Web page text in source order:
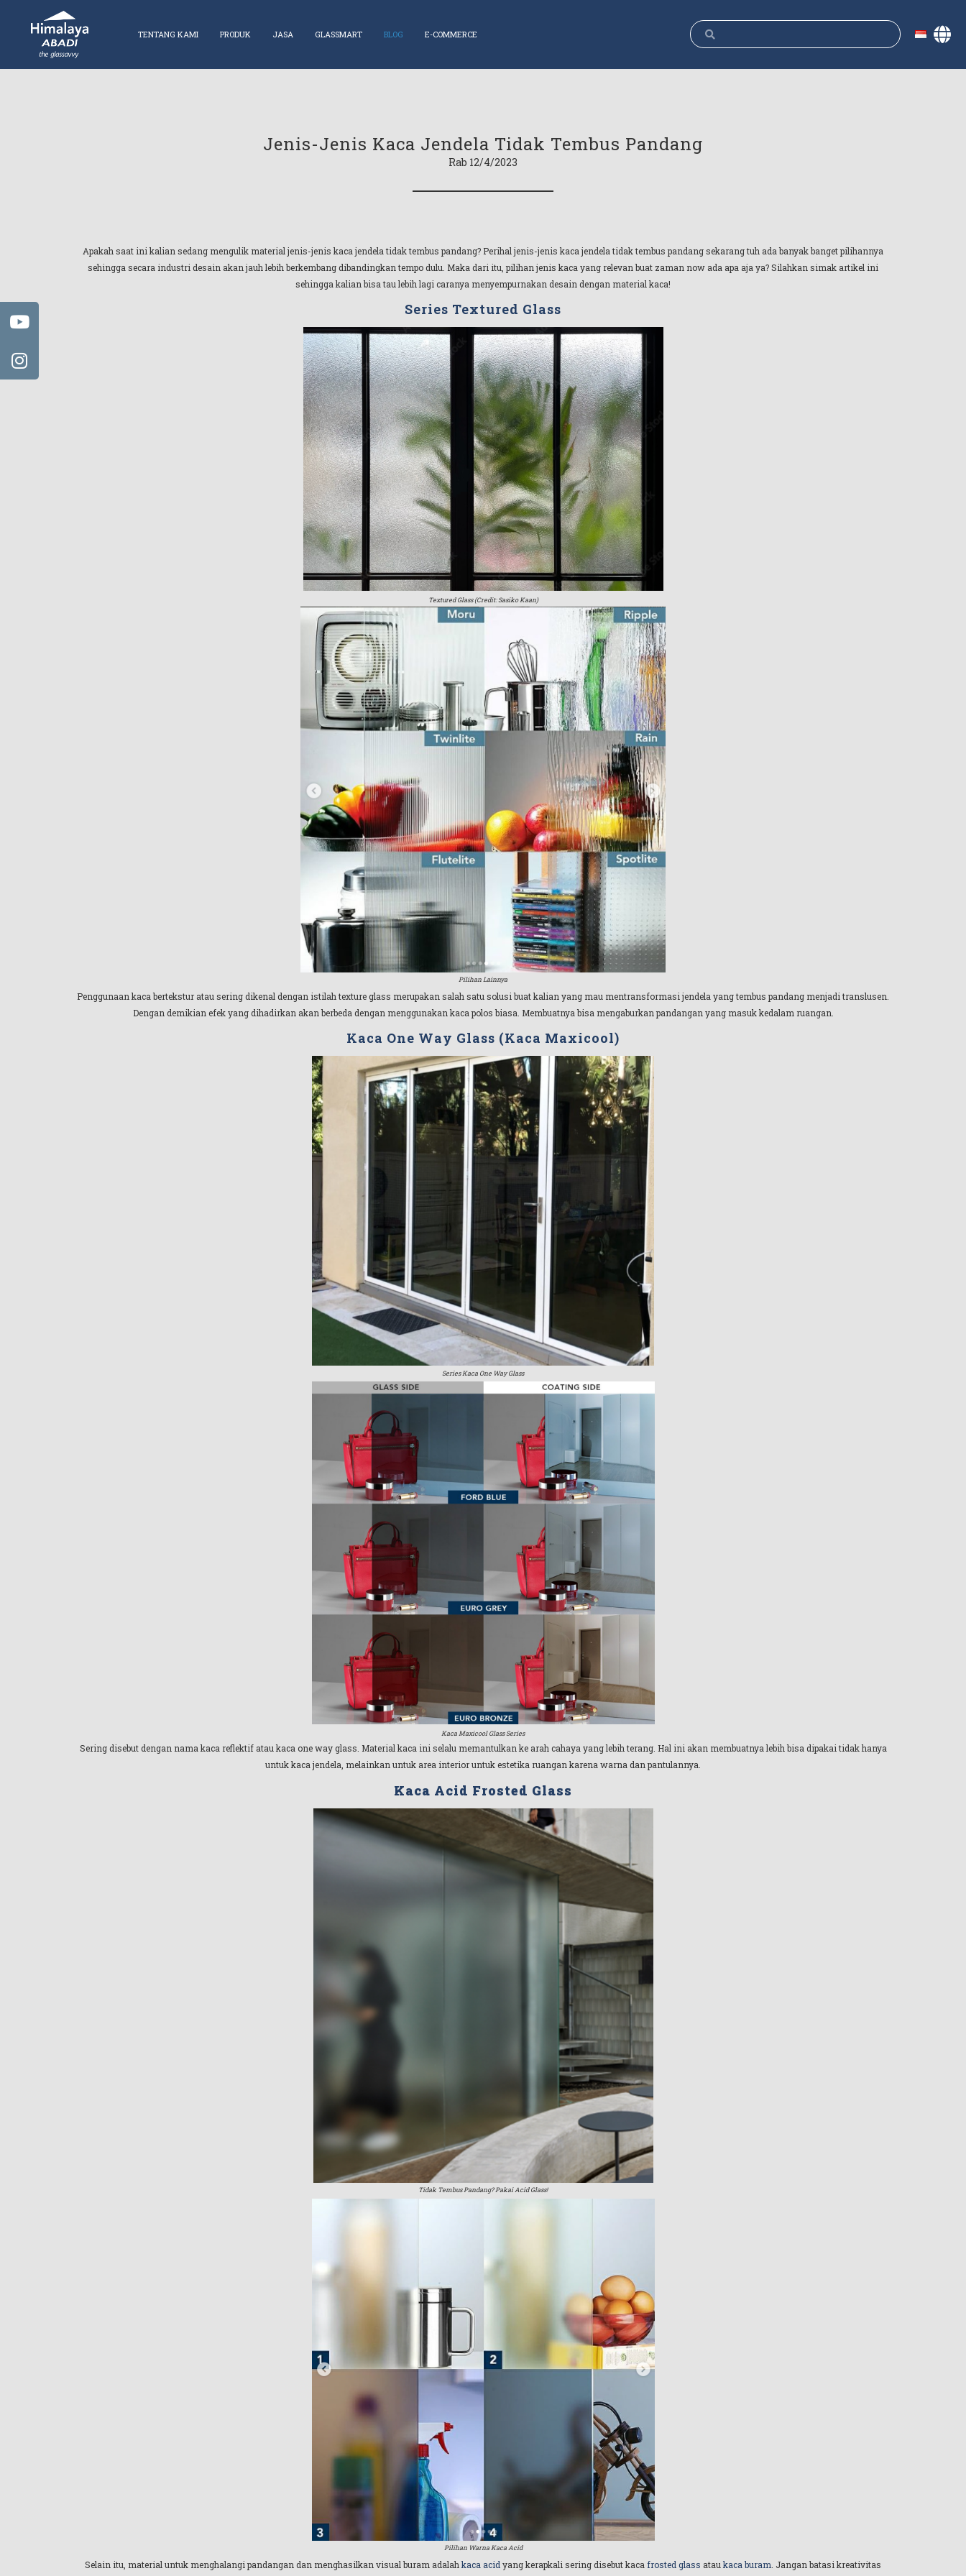
TENTANG KAMI PRODUK JASA GLASSMART BLOG E-COMMERCE
Jenis-Jenis Kaca Jendela Tidak Tembus Pandang
Rab 12/4/2023
Apakah saat ini kalian sedang mengulik material jenis-jenis kaca jendela tidak tembus pandang? Perihal jenis-jenis kaca jendela tidak tembus pandang sekarang tuh ada banyak banget pilihannya
sehingga secara industri desain akan jauh lebih berkembang dibandingkan tempo dulu. Maka dari itu, pilihan jenis kaca yang relevan buat zaman now ada apa aja ya? Silahkan simak artikel ini
sehingga kalian bisa tau lebih lagi caranya menyempurnakan desain dengan material kaca!
Series Textured Glass
Textured Glass (Credit: Sasiko Kaan)
Pilihan Lainnya
Penggunaan kaca bertekstur atau sering dikenal dengan istilah texture glass merupakan salah satu solusi buat kalian yang mau mentransformasi jendela yang tembus pandang menjadi translusen.
Dengan demikian efek yang dihadirkan akan berbeda dengan menggunakan kaca polos biasa. Membuatnya bisa mengaburkan pandangan yang masuk kedalam ruangan.
Kaca One Way Glass (Kaca Maxicool)
Series Kaca One Way Glass
Kaca Maxicool Glass Series
Sering disebut dengan nama kaca reflektif atau kaca one way glass. Material kaca ini selalu memantulkan ke arah cahaya yang lebih terang. Hal ini akan membuatnya lebih bisa dipakai tidak hanya
untuk kaca jendela, melainkan untuk area interior untuk estetika ruangan karena warna dan pantulannya.
Kaca Acid Frosted Glass
Tidak Tembus Pandang? Pakai Acid Glass!
Pilihan Warna Kaca Acid
Selain itu, material untuk menghalangi pandangan dan menghasilkan visual buram adalah kaca acid yang kerapkali sering disebut kaca frosted glass atau kaca buram . Jangan batasi kreativitas